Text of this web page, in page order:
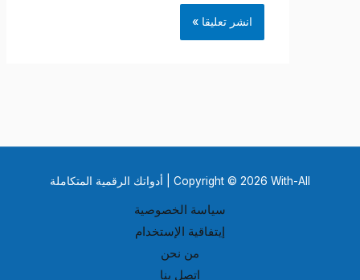
Copyright © 2026 With-All | أدواتك الرقمية المتكاملة
سياسة الخصوصية
إيتفاقية الإستخدام
من نحن
اتصل بنا